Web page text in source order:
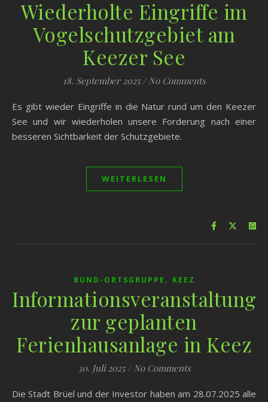
Wiederholte Eingriffe im
Vogelschutzgebiet am
Keezer See
18. September 2025 / No Comments
Es gibt wieder Eingriffe in die Natur rund um den Keezer
See und wir wiederholen unsere Forderung nach einer
besseren Sichtbarkeit der Schutzgebiete.
WEITERLESEN
BUND-ORTSGRUPPE , KEEZ
Informationsveranstaltung
zur geplanten
Ferienhausanlage in Keez
30. Juli 2025 / No Comments
Die Stadt Brüel und der Investor haben am 28.07.2025 alle